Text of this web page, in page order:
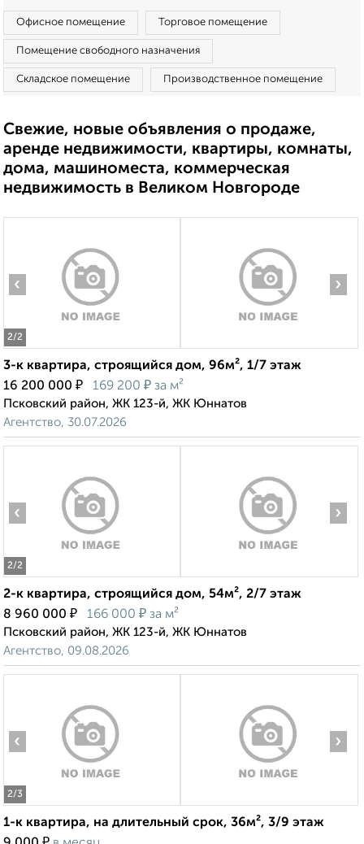
Офисное помещение Торговое помещение
Помещение свободного назначения
Складское помещение Производственное помещение
Свежие, новые объявления о продаже,
аренде недвижимости, квартиры, комнаты,
дома, машиноместа, коммерческая
недвижимость в Великом Новгороде
2/2
‹ ›
3-к квартира, строящийся дом, 96м², 1/7 этаж
16 200 000 ₽ 169 200 ₽ за м²
Псковский район, ЖК 123-й, ЖК Юннатов
Агентство, 30.07.2026
2/2
‹ ›
2-к квартира, строящийся дом, 54м², 2/7 этаж
8 960 000 ₽ 166 000 ₽ за м²
Псковский район, ЖК 123-й, ЖК Юннатов
Агентство, 09.08.2026
2/3
‹ ›
1-к квартира, на длительный срок, 36м², 3/9 этаж